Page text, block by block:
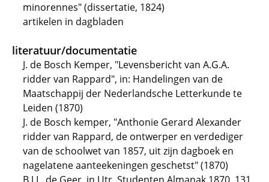
minorennes" (dissertatie, 1824)
artikelen in dagbladen
literatuur/documentatie
J. de Bosch Kemper, "Levensbericht van A.G.A.
ridder van Rappard", in: Handelingen van de
Maatschappij der Nederlandsche Letterkunde te
Leiden (1870)
J. de Bosch kemper, "Anthonie Gerard Alexander
ridder van Rappard, de ontwerper en verdediger
van de schoolwet van 1857, uit zijn dagboek en
nagelatene aanteekeningen geschetst" (1870)